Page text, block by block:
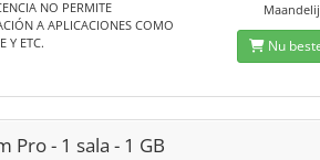
NO PERMITE
A APLICACIONES COMO
Y ETC.
Nu
Pro - 1 sala - 1 GB